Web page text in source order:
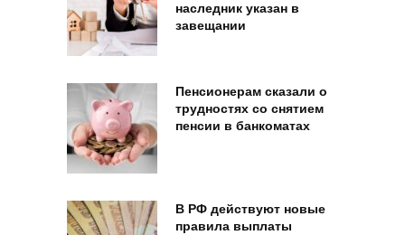
наследник указан в
завещании
Пенсионерам сказали о
трудностях со снятием
пенсии в банкоматах
В РФ действуют новые
правила выплаты